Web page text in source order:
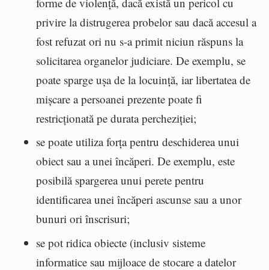
privire la distrugerea probelor sau dacă accesul a
fost refuzat ori nu s-a primit niciun răspuns la
solicitarea organelor judiciare. De exemplu, se
poate sparge ușa de la locuință, iar libertatea de
mișcare a persoanei prezente poate fi
restricționată pe durata percheziției;
se poate utiliza forța pentru deschiderea unui
obiect sau a unei încăperi. De exemplu, este
posibilă spargerea unui perete pentru
identificarea unei încăperi ascunse sau a unor
bunuri ori înscrisuri;
se pot ridica obiecte (inclusiv sisteme
informatice sau mijloace de stocare a datelor